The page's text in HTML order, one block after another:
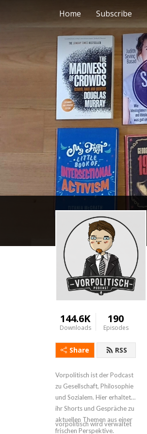
Home Subscribe
144.6K
Downloads
190
Episodes
Share RSS
Vorpolitisch ist der Podcast
zu Gesellschaft, Philosophie
und Sozialem. Hier erhaltet
ihr Shorts und Gespräche zu
aktuellen Themen aus einer
frischen Perspektive.
vorpolitisch wird verwaltet